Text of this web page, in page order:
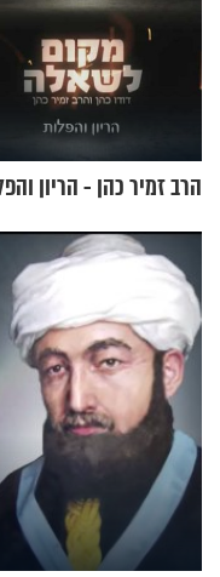
הרב זמיר כהן - הריון